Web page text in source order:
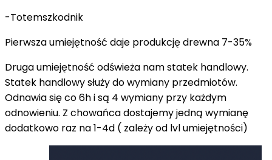
-Totemszkodnik
Pierwsza umiejętność daje produkcję drewna 7-35%
Druga umiejętność odświeża nam statek handlowy.
Statek handlowy służy do wymiany przedmiotów.
Odnawia się co 6h i są 4 wymiany przy każdym
odnowieniu. Z chowańca dostajemy jedną wymianę
dodatkowo raz na 1-4d ( zależy od lvl umiejętności)